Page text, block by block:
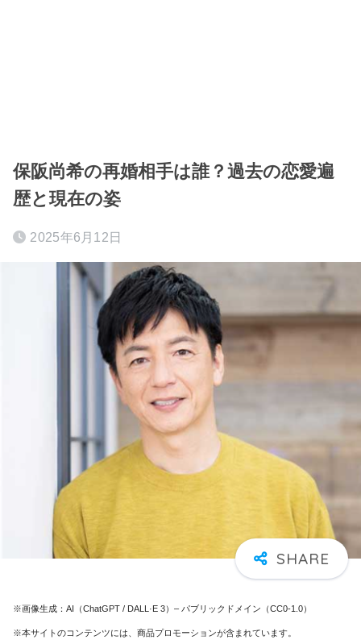
保阪尚希の再婚相手は誰？過去の恋愛遍
歴と現在の姿
2025年6月12日
※画像生成：AI（ChatGPT / DALL·E 3）– パブリックドメイン（CC0-1.0）
※本サイトのコンテンツには、商品プロモーションが含まれています。